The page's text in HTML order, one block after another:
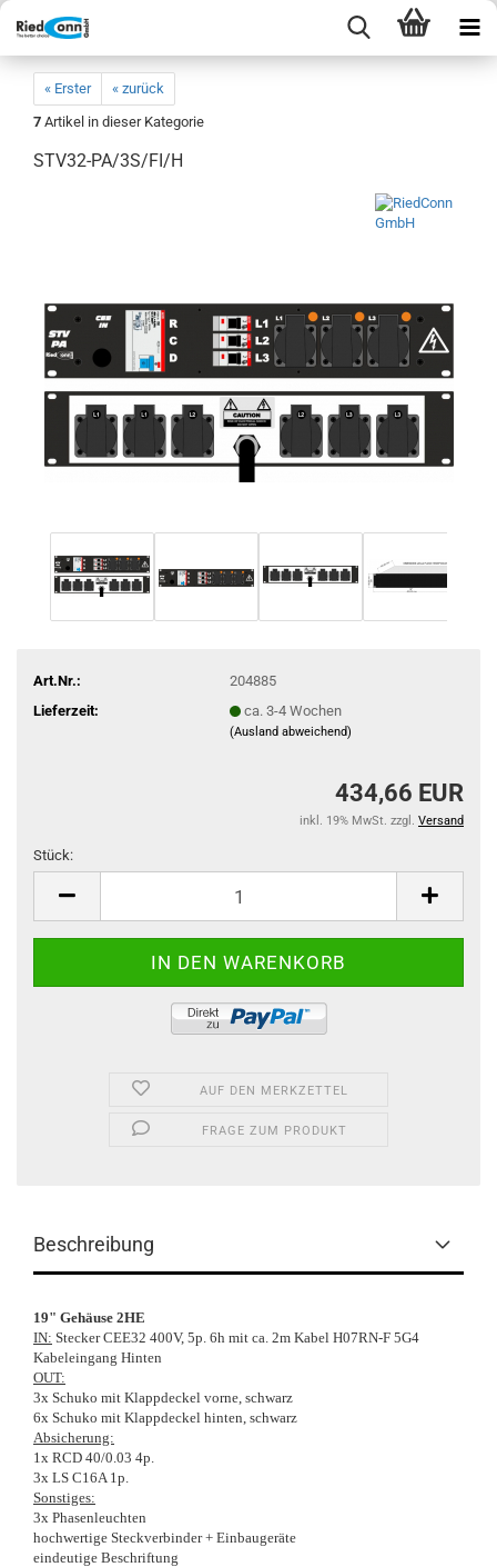
« Erster
« zurück
7 Artikel in dieser Kategorie
STV32-PA/3S/FI/H
Art.Nr.:
204885
Lieferzeit:
ca. 3-4 Wochen
(Ausland abweichend)
434,66 EUR
inkl. 19% MwSt. zzgl. Versand
Stück:
AUF DEN MERKZETTEL
FRAGE ZUM PRODUKT
Beschreibung
19" Gehäuse 2HE
IN: Stecker CEE32 400V, 5p. 6h mit ca. 2m Kabel H07RN-F 5G4
Kabeleingang Hinten
OUT:
3x Schuko mit Klappdeckel vorne, schwarz
6x Schuko mit Klappdeckel hinten, schwarz
Absicherung:
1x RCD 40/0.03 4p.
3x LS C16A 1p.
Sonstiges:
3x Phasenleuchten
hochwertige Steckverbinder + Einbaugeräte
eindeutige Beschriftung